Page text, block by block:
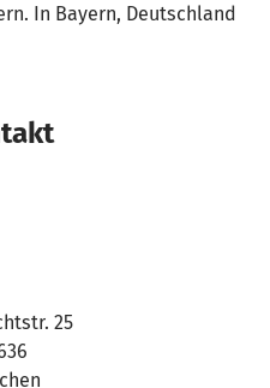
In Bayern, Deutschland
25